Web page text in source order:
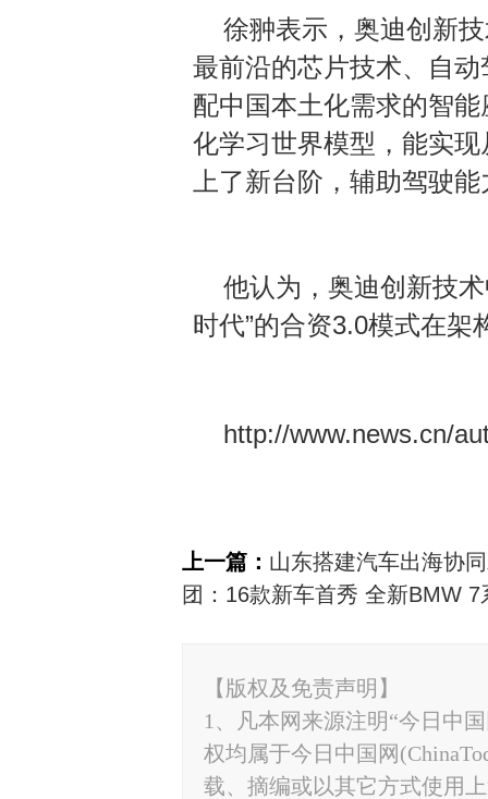
徐翀表示，奥迪创新
最前沿的芯片技术、自
配中国本土化需求的智
化学习世界模型，能实
上了新台阶，辅助驾驶
他认为，奥迪创新技
时代”的合资3.0模式在
http://www.news.cn/
上一篇： 山东搭建汽车出海协
团：16款新车首秀 全新BMW
【版权及免责声明】
1、凡本网来源注明“今日中
权均属于今日中国网
载、摘编或以其它方式使用